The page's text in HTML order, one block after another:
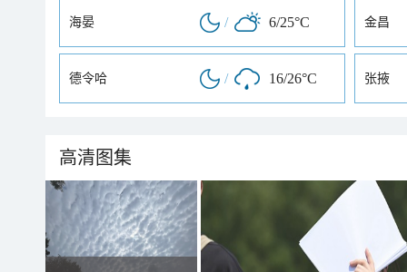
海晏 / 6/25°C 金昌
德令哈 / 16/26°C 张掖
高清图集